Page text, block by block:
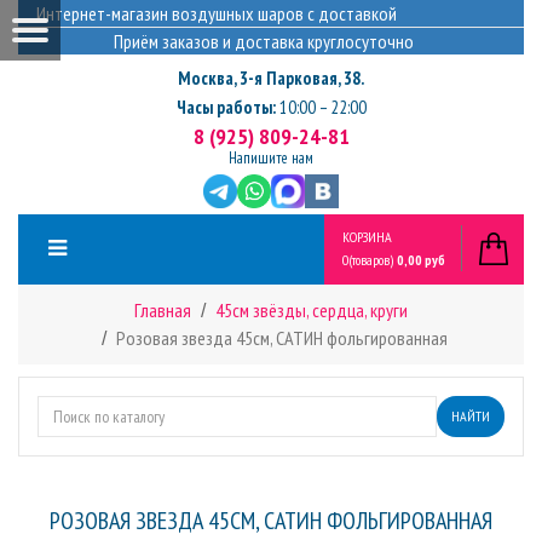
Интернет-магазин воздушных шаров с доставкой
Приём заказов и доставка круглосуточно
Москва,3-я Парковая, 38.
Часы работы:10:00 – 22:00
8 (925) 809-24-81
Напишите нам
КОРЗИНА
0(товаров) 0,00 руб
Главная
45см звёзды, сердца, круги
Розовая звезда 45см, САТИН фольгированная
НАЙТИ
РОЗОВАЯ ЗВЕЗДА 45СМ, САТИН ФОЛЬГИРОВАННАЯ